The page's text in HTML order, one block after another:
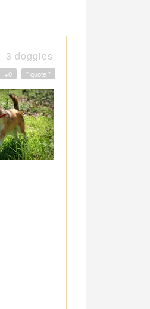
3 doggies
" quote "
+0